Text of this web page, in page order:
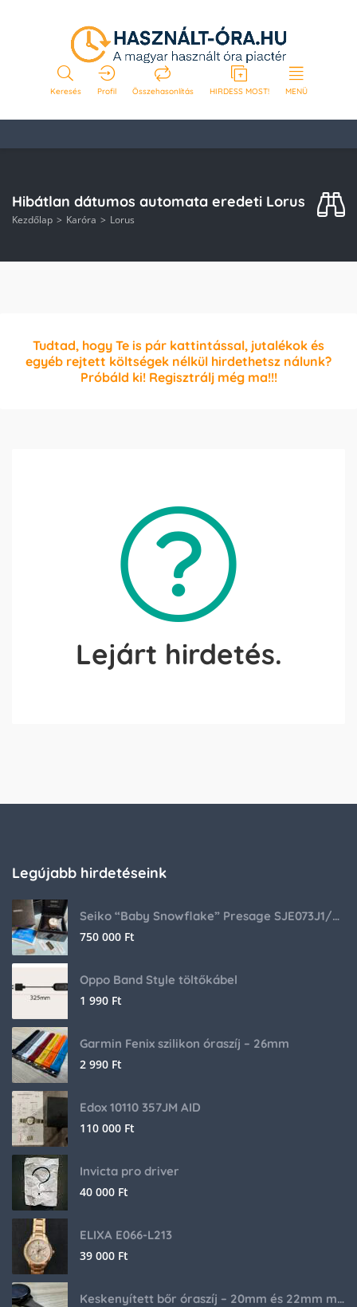
Keresés Profil Összehasonlítás HIRDESS MOST! MENÜ
Hibátlan dátumos automata eredeti Lorus
Kezdőlap Karóra Lorus
Tudtad, hogy Te is pár kattintással, jutalékok és
egyéb rejtett költségek nélkül hirdethetsz nálunk?
Próbáld ki! Regisztrálj még ma!!!
Lejárt hirdetés.
Legújabb hirdetéseink
Seiko “Baby Snowflake” Presage SJE073J1/SARA015 Limited Edition
750 000 Ft
Oppo Band Style töltőkábel
1 990 Ft
Garmin Fenix szilikon óraszíj – 26mm
2 990 Ft
Edox 10110 357JM AID
110 000 Ft
Invicta pro driver
40 000 Ft
ELIXA E066-L213
39 000 Ft
Keskenyített bőr óraszíj – 20mm és 22mm méretben